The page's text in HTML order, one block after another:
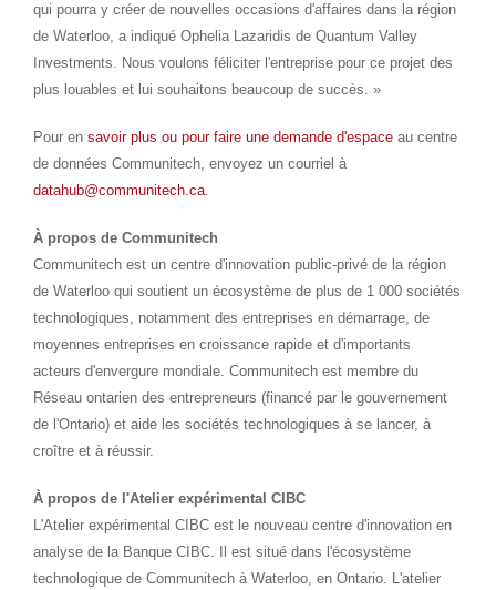
qui pourra y créer de nouvelles occasions d'affaires dans la région
deWaterloo, a indiqué Ophelia Lazaridis de Quantum Valley
Investments. Nous voulons féliciter l'entreprise pour ce projet des
plus louables et lui souhaitons beaucoup de succès. »
Pour ensavoir plus ou pour faire une demande d'espace au centre
de données Communitech, envoyez un courriel à
datahub@communitech.ca.
À propos de Communitech
Communitech est un centre d'innovation public-privé de la région
deWaterloo qui soutient un écosystème de plus de 1 000 sociétés
technologiques, notamment des entreprises en démarrage, de
moyennes entreprises en croissance rapide et d'importants
acteurs d'envergure mondiale. Communitech est membre du
Réseau ontarien des entrepreneurs (financé par le gouvernement
de l'Ontario) et aide les sociétés technologiques à se lancer, à
croître et à réussir.
À propos de l'Atelier expérimental CIBC
L'Atelier expérimental CIBC est le nouveau centre d'innovation en
analyse de la Banque CIBC. Il est situé dans l'écosystème
technologique de Communitech àWaterloo, enOntario. L'atelier